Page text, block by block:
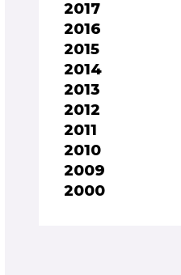
2017
2016
2015
2014
2013
2012
2011
2010
2009
2000